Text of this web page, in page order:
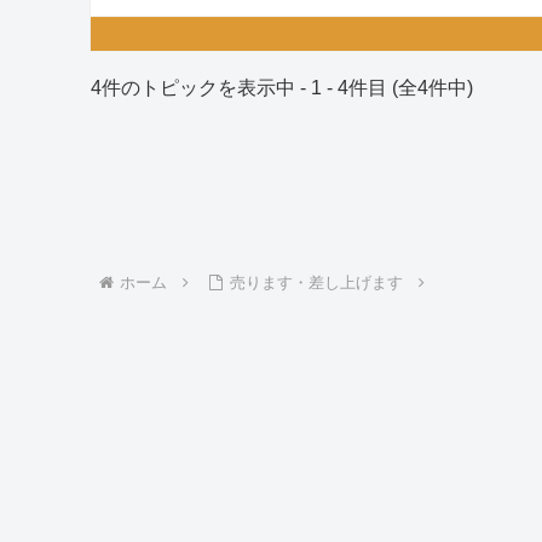
4件のトピックを表示中 - 1 - 4件目 (全4件中)
ホーム 売ります・差し上げます